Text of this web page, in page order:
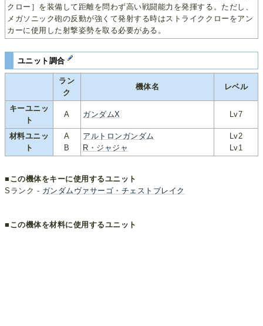
クロー］を装備して距離を問わず高い戦闘能力を発揮する。ただし、
メガソニック砲の反動が強くて発射する時はストライククローをアン
カーに使用した射撃姿勢を取る必要がある。
ユニット調合
ラン
ク
機体名 レベル
キーユニッ
ト
A ガンダムX Lv7
材料ユニッ
ト
A
B
アルトロンガンダム
R・ジャジャ
Lv2
Lv1
■この機体をキーに使用するユニット
Sランク - ガンダムヴァサーゴ・チェストブレイク
■この機体を材料に使用するユニット